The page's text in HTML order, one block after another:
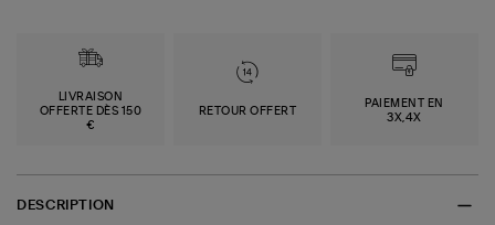
LIVRAISON
OFFERTE DÈS 150
€
RETOUR OFFERT
PAIEMENT EN
3X,4X
DESCRIPTION